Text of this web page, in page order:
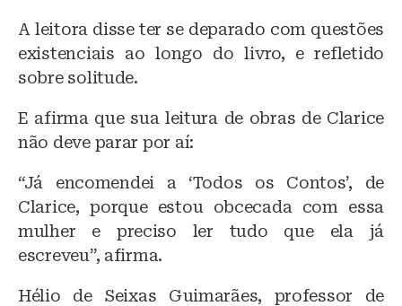
A leitora disse ter se deparado com questões
existenciais ao longo do livro, e refletido
sobre solitude.
E afirma que sua leitura de obras de Clarice
não deve parar por aí:
“Já encomendei a ‘Todos os Contos’, de
Clarice, porque estou obcecada com essa
mulher e preciso ler tudo que ela já
escreveu”, afirma.
Hélio de Seixas Guimarães, professor de